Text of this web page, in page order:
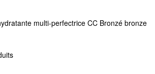
multi-perfectrice CC Bronzé bronze